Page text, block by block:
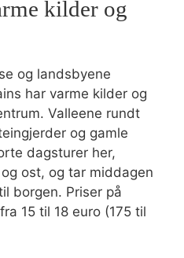
kilder og
og landsbyene
har varme kilder og
Valleene rundt
og gamle
dagsturer her,
ost, og tar middagen
borgen. Priser på
15 til 18 euro (175 til